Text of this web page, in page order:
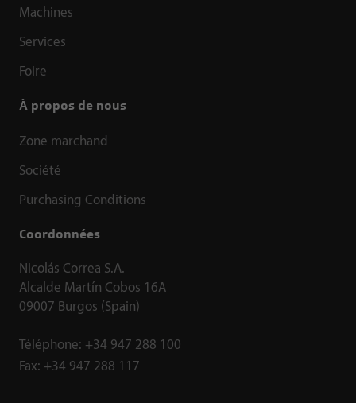
Machines
Services
Foire
À propos de nous
Zone marchand
Société
Purchasing Conditions
Coordonnées
Nicolás Correa S.A.
Alcalde Martín Cobos 16A
09007 Burgos (Spain)
Téléphone: +34 947 288 100
Fax: +34 947 288 117